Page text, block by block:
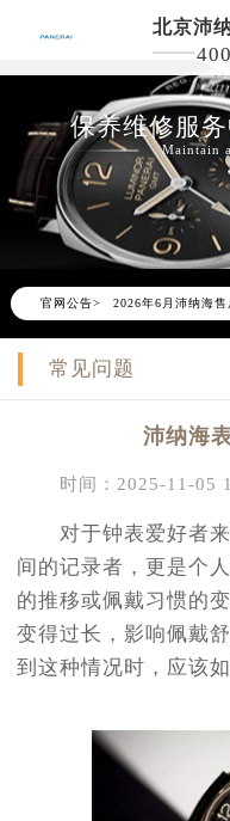
北京沛
保养维修服
Maintain
官网公告>
2026年6月沛纳海
2026年6月北京市
2026年6月沛纳海售
常见问题
沛纳海
时间：2025-11-05
对于钟表爱好者来
间的记录者，更是个
的推移或佩戴习惯的
变得过长，影响佩戴
到这种情况时，应该